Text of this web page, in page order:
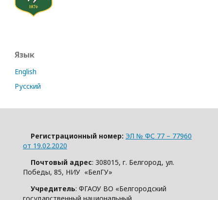
Язык
English
Русский
Регистрационный номер: ЭЛ № ФС 77 – 77960
от 19.02.2020
Почтовый адрес: 308015, г. Белгород, ул.
Победы, 85, НИУ «БелГУ»
Учредитель: ФГАОУ ВО «Белгородский